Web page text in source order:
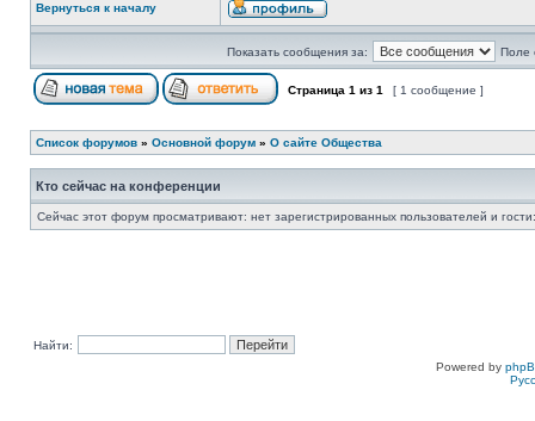
Вернуться к началу
Показать сообщения за: Поле
Страница 1 из 1 [ 1 сообщение ]
Список форумов » Основной форум » О сайте Общества
Кто сейчас на конференции
Сейчас этот форум просматривают: нет зарегистрированных пользователей и
Найти:
Powered by